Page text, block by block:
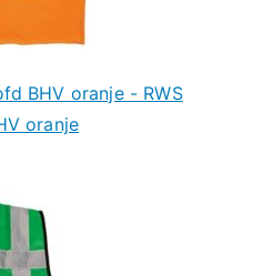
BHV oranje - RWS
oranje